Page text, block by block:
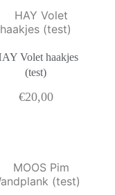
Volet haakjes
(test)
€20,00